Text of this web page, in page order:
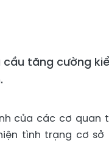
tăng cường
của các cơ quan
tình trạng cơ sở